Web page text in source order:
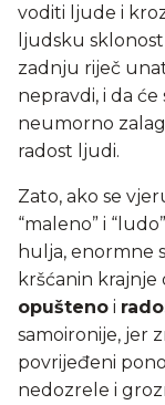
voditi ljude i
ljudsku
zadnju riječ
nepravdi, i da
neumorno
radost ljudi.
Zato, ako se
“maleno” i
hulja, enormne
kršćanin krajnje
opušteno i
samoironije, jer
povrijeđeni
nedozrele i